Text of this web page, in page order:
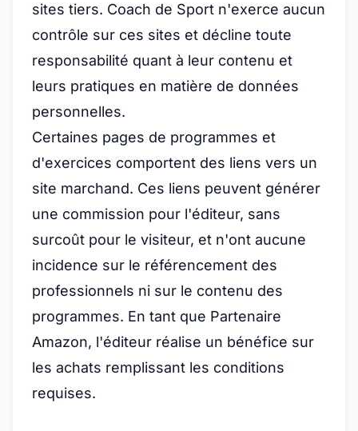
sites tiers. Coach de Sport n'exerce aucun
contrôle sur ces sites et décline toute
responsabilité quant à leur contenu et
leurs pratiques en matière de données
personnelles.
Certaines pages de programmes et
d'exercices comportent des liens vers un
site marchand. Ces liens peuvent générer
une commission pour l'éditeur, sans
surcoût pour le visiteur, et n'ont aucune
incidence sur le référencement des
professionnels ni sur le contenu des
programmes. En tant que Partenaire
Amazon, l'éditeur réalise un bénéfice sur
les achats remplissant les conditions
requises.